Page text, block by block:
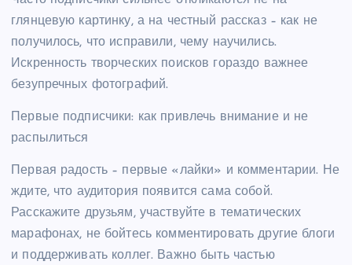
глянцевую картинку, а на честный рассказ – как не
получилось, что исправили, чему научились.
Искренность творческих поисков гораздо важнее
безупречных фотографий.
Первые подписчики: как привлечь внимание и не
распылиться
Первая радость – первые «лайки» и комментарии. Не
ждите, что аудитория появится сама собой.
Расскажите друзьям, участвуйте в тематических
марафонах, не бойтесь комментировать другие блоги
и поддерживать коллег. Важно быть частью